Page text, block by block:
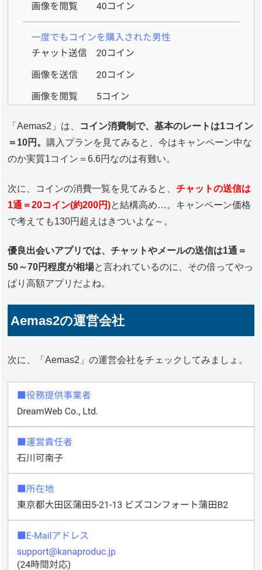
「Aemas2」は、
コイン消費制で、基本のレートは1コイン
＝10円。 購入プランを見てみると、今はキャンペーン中な
のか実質1コイン＝6.6円なのは有難い。
次に、コインの消費一覧を見てみると、チャットの送信は
1通＝20コイン(約200円)と結構高め…。キャンペーン価格
で考えても130円超えはきついよな～。
優良出会いアプリでは、チャットやメールの送信は1通＝
50～70円程度が相場と言われているのに、その倍ってやっ
ぱり高額アプリだよね。
Aemas2の運営会社
次に、「Aemas2」の運営会社をチェックしてみましょ。